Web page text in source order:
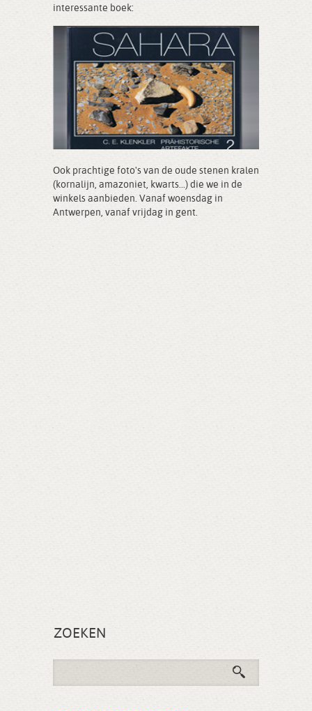
interessante boek:
Ook prachtige foto's van de oude stenen kralen
(kornalijn, amazoniet, kwarts...) die we in de
winkels aanbieden. Vanaf woensdag in
Antwerpen, vanaf vrijdag in gent.
ZOEKEN